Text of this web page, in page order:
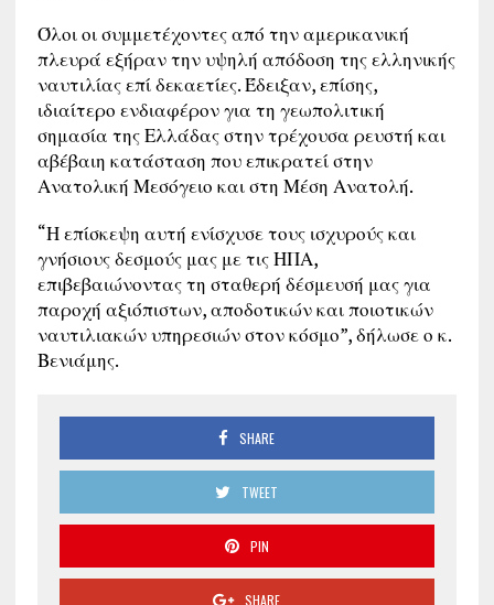
Όλοι οι συμμετέχοντες από την αμερικανική
πλευρά εξήραν την υψηλή απόδοση της ελληνικής
ναυτιλίας επί δεκαετίες. Έδειξαν, επίσης,
ιδιαίτερο ενδιαφέρον για τη γεωπολιτική
σημασία της Ελλάδας στην τρέχουσα ρευστή και
αβέβαιη κατάσταση που επικρατεί στην
Ανατολική Μεσόγειο και στη Μέση Ανατολή.
“Η επίσκεψη αυτή ενίσχυσε τους ισχυρούς και
γνήσιους δεσμούς μας με τις ΗΠΑ,
επιβεβαιώνοντας τη σταθερή δέσμευσή μας για
παροχή αξιόπιστων, αποδοτικών και ποιοτικών
ναυτιλιακών υπηρεσιών στον κόσμο”, δήλωσε ο κ.
Βενιάμης.
SHARE
TWEET
PIN
SHARE